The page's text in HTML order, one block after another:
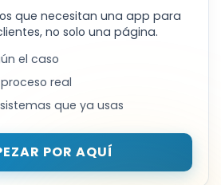
que necesitan una app para
no solo una página.
el caso
real
que ya usas
POR AQUÍ